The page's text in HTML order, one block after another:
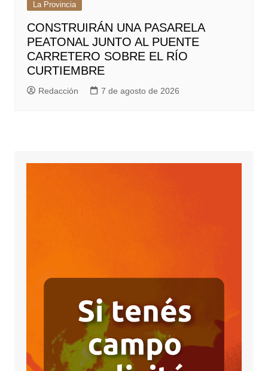
La Provincia
CONSTRUIRÁN UNA PASARELA
PEATONAL JUNTO AL PUENTE
CARRETERO SOBRE EL RÍO
CURTIEMBRE
Redacción 7 de agosto de 2026